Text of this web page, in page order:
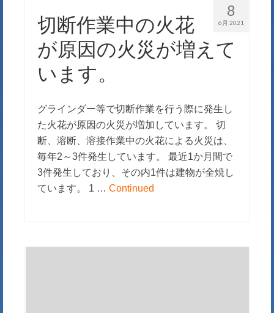
8
6月 2021
切断作業中の火花
が原因の火災が増えて
います。
グラインダー等で切断作業を行う際に発生し
た火花が原因の火災が増加しています。 切
断、溶断、溶接作業中の火花による火災は、
毎年2～3件発生しています。 最近1か月間で
3件発生しており、その内1件は建物が全焼し
ています。 1 … Continued